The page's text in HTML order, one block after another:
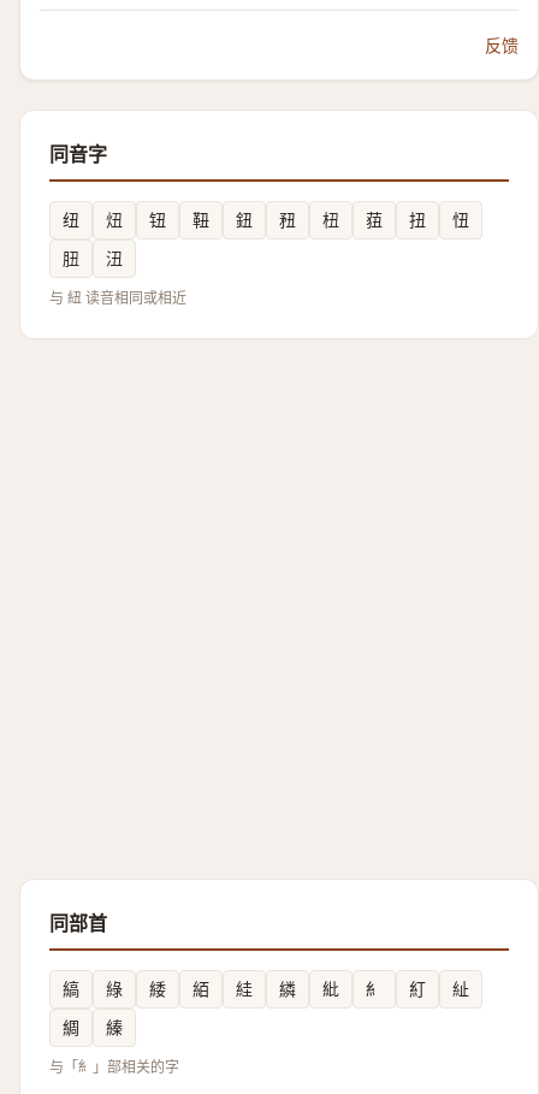
反馈
同音字
纽 炄 钮 靵 鈕 䂇 杻 莥 扭
忸
䏔
沑
与 紐 读音相同或相近
同部首
縞 綠 緌 絔 絓 繗 紕 糹 糽
䊼
綢
縥
与「糹」部相关的字